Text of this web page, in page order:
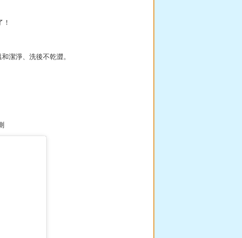
潔淨、洗後不乾澀。